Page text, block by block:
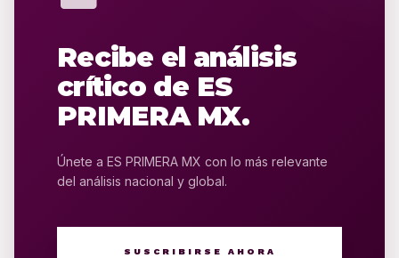
Recibe el análisis
crítico de ES
PRIMERA MX.
Únete a ES PRIMERA MX con lo más relevante
del análisis nacional y global.
SUSCRIBIRSE AHORA